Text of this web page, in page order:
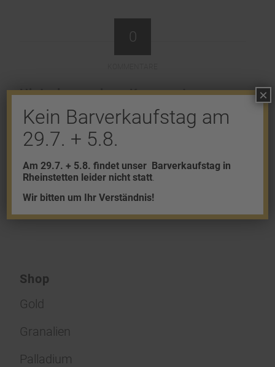
0
Hinterlasse einen Kommentar
An der Diskussion beteiligen?
Hinterlasse uns deinen Kommentar!
Du musstangemeldetsein, um einen
Kommentar abzugeben.
Shop
Gold
Granalien
Palladium
Kein Barverkaufstag am
29.7. + 5.8.
Am 29.7. + 5.8. findet unser Barverkaufstag in
Rheinstetten leider nicht statt.
Wir bitten um Ihr Verständnis!
×